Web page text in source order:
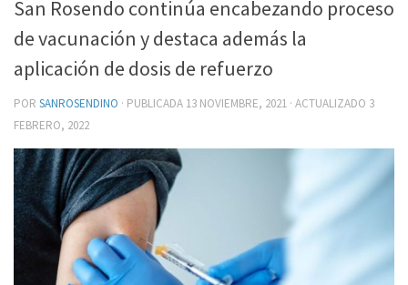
San Rosendo continúa encabezando proceso
de vacunación y destaca además la
aplicación de dosis de refuerzo
POR SANROSENDINO · PUBLICADA 13 NOVIEMBRE, 2021 · ACTUALIZADO 3
FEBRERO, 2022